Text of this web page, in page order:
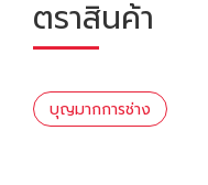
ตราสินค้า
บุญมากการช่าง